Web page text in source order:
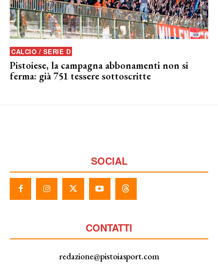
CALCIO / SERIE D
Pistoiese, la campagna abbonamenti non si
ferma: già 751 tessere sottoscritte
SOCIAL
CONTATTI
redazione@pistoiasport.com